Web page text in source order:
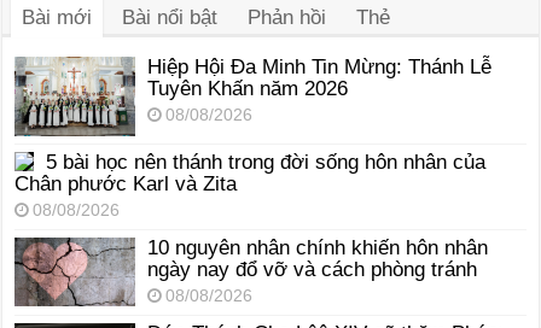
Bài mới Bài nổi bật Phản hồi Thẻ
Hiệp Hội Đa Minh Tin Mừng: Thánh Lễ
Tuyên Khấn năm 2026
08/08/2026
5 bài học nên thánh trong đời sống hôn nhân của
Chân phước Karl và Zita
08/08/2026
10 nguyên nhân chính khiến hôn nhân
ngày nay đổ vỡ và cách phòng tránh
08/08/2026